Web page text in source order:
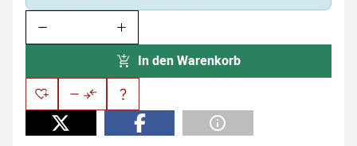
In den Warenkorb